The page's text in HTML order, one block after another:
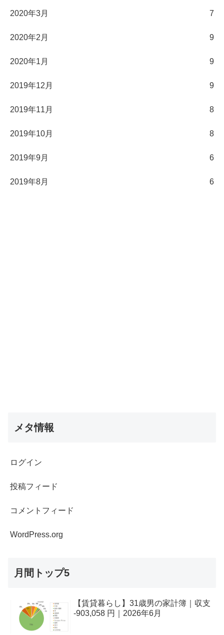
2020年3月 7
2020年2月 9
2020年1月 9
2019年12月 9
2019年11月 8
2019年10月 8
2019年9月 6
2019年8月 6
メタ情報
ログイン
投稿フィード
コメントフィード
WordPress.org
月間トップ5
【賃貸暮らし】31歳男の家計簿｜収支
-903,058 円｜2026年6月